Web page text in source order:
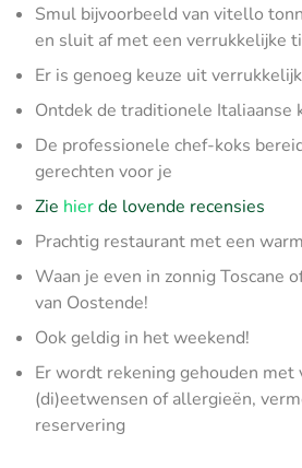
Smul bijvoorbeeld van vitello
en sluit af met een verrukkelijke
Er is genoeg keuze uit
Ontdek de traditionele Italiaanse
De professionele chef-koks
gerechten voor je
Zie hierde lovende recensies
Prachtig restaurant met een
Waan je even in zonnig Toscane
van Oostende!
Ook geldig in het weekend!
Er wordt rekening gehouden met
(di)eetwensen of allergieën,
reservering